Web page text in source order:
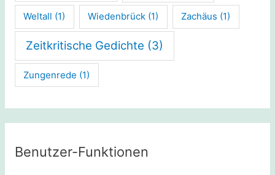
Weltall (1) Wiedenbrück (1) Zachäus (1)
Zeitkritische Gedichte (3)
Zungenrede (1)
Benutzer-Funktionen